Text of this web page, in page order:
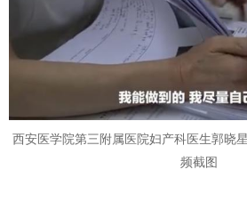
西安医学院第三附属医院妇产科医生郭晓
频截图